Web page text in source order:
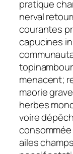
pratique
nerval
courantes
capucines
menacent;
maorie
herbes
voire
ailes